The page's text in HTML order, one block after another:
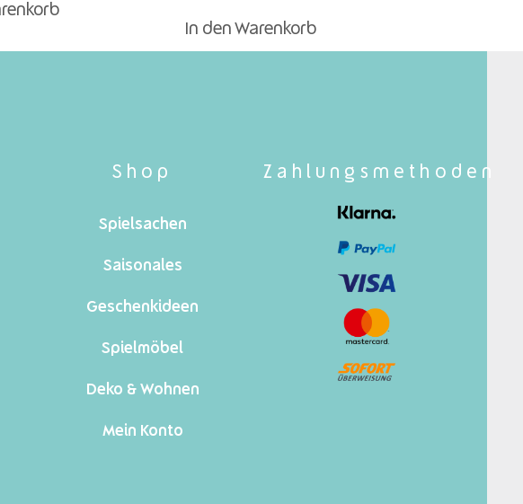
In den Warenkorb
Shop
Spielsachen
Saisonales
Geschenkideen
Spielmöbel
Deko & Wohnen
Mein Konto
Zahlungsmethoden